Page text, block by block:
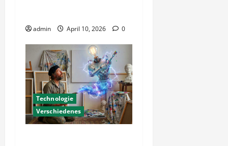
admin April 10, 2026 0
Technologie
Verschiedenes